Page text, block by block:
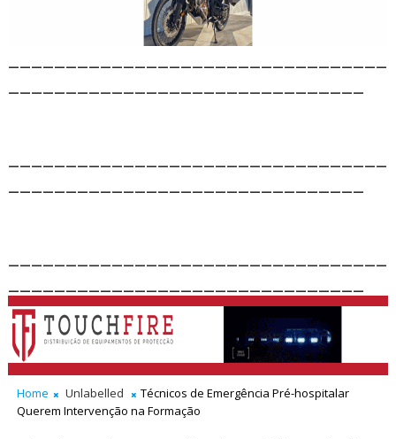
Home Unlabelled
Técnicos de Emergência Pré-hospitalar
Querem Intervenção na Formação